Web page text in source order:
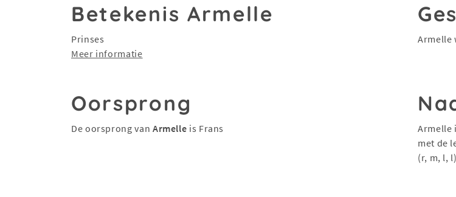
Betekenis Armelle
Prinses
Meer informatie
Armelle
Oorsprong
De oorsprong van Armelle is Frans Armelle
met de
(r, m, l,